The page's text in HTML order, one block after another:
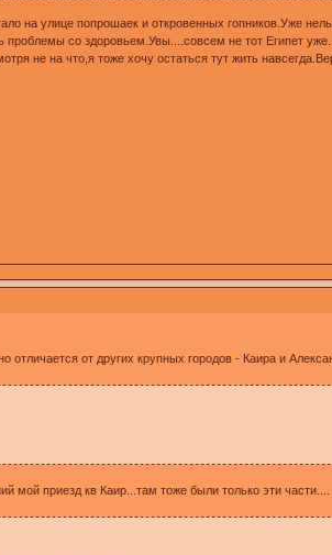
на улице попрошаек и откровенных гопников.Уже
со здоровьем.Увы....совсем не тот Египет
не на что,я тоже хочу остаться тут жить
от других крупных городов - Каира и
мой приезд кв Каир...там тоже были только эти части....